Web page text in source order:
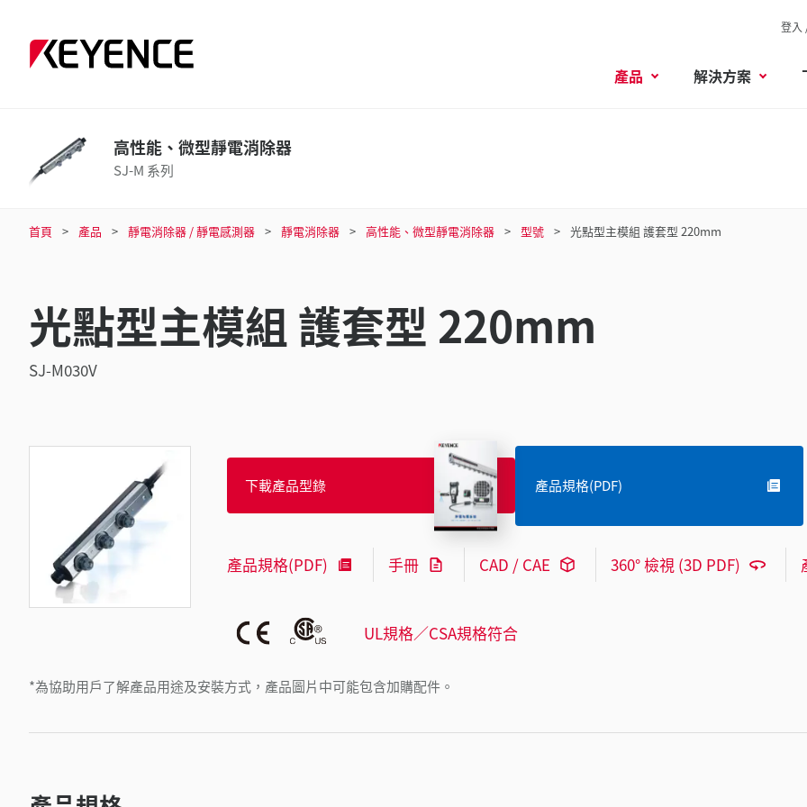
登入
產品 解決方案
高性能、微型靜電消除器
SJ-M 系列
首頁 產品 靜電消除器 / 靜電感測器 靜電消除器 高性能、微型靜電消除器 型號 光點型主模組 護套型 220mm
光點型主模組 護套型 220mm
SJ-M030V
*為協助用戶了解產品用途及安裝方式，產品圖片中可能包含加購配件。
下載產品型錄 產品規格(PDF)
產品規格(PDF) 手冊 CAD / CAE 360° 檢視 (3D PDF)
UL規格／CSA規格符合